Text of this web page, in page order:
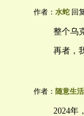
作者： 水蛇 回
整个乌
再者，
作者： 随意生活
2024年